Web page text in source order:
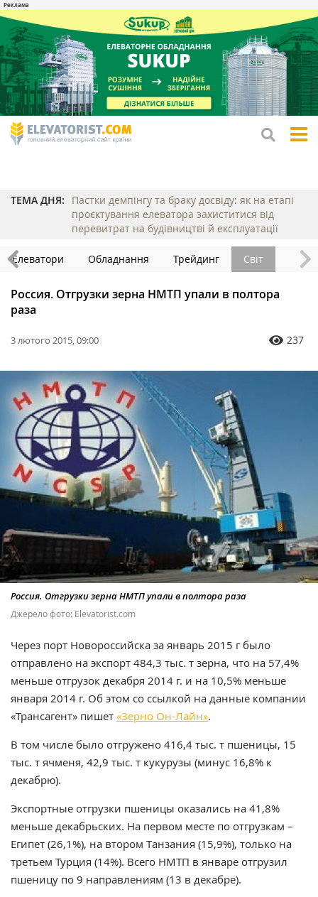
ТЕМА ДНЯ:
Пастки демпінгу та браку досвіду: як на етапі
проєктування елеватора захиститися від
перевитрат на будівництві й експлуатації
Елеватори Обладнання Трейдинг Світ
Россия. Отгрузки зерна НМТП упали в полтора
раза
3 лютого 2015, 09:00 237
Россия. Отгрузки зерна НМТП упали в полтора раза
Джерело фото: Elevatorist.com
Через порт Новороссийска за январь 2015 г было
отправлено на экспорт 484,3 тыс. т зерна, что на 57,4%
меньше отгрузок декабря 2014 г. и на 10,5% меньше
января 2014 г. Об этом со ссылкой на данные компании
«Трансагент» пишет «Зерно Он-Лайн».
В том числе было отгружено 416,4 тыс. т пшеницы, 15
тыс. т ячменя, 42,9 тыс. т кукурузы (минус 16,8% к
декабрю).
Экспортные отгрузки пшеницы оказались на 41,8%
меньше декабрьских. На первом месте по отгрузкам –
Египет (26,1%), на втором Танзания (15,9%), только на
третьем Турция (14%). Всего НМТП в январе отгрузил
пшеницу по 9 направлениям (13 в декабре).